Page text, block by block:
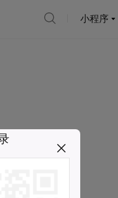
小程序